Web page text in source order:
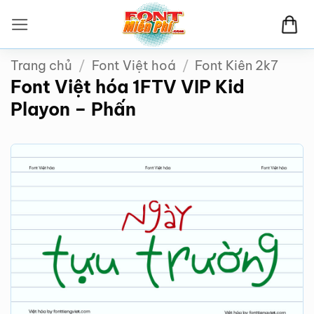
qua
nội
dung
Trang chủ / Font Việt hoá / Font Kiên 2k7
Font Việt hóa 1FTV VIP Kid
Playon – Phấn